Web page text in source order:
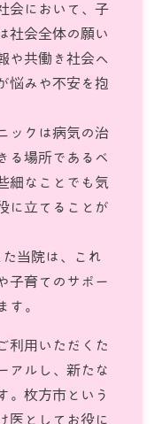
会において、子
社会全体の願い
や共働き社会へ
悩みや不安を抱
ックは病気の治
る場所であるべ
細なことでも気
に立てることが
当院は、これ
子育てのサポー
す。
利用いただくた
アルし、新たな
。枚方市という
医としてお役に